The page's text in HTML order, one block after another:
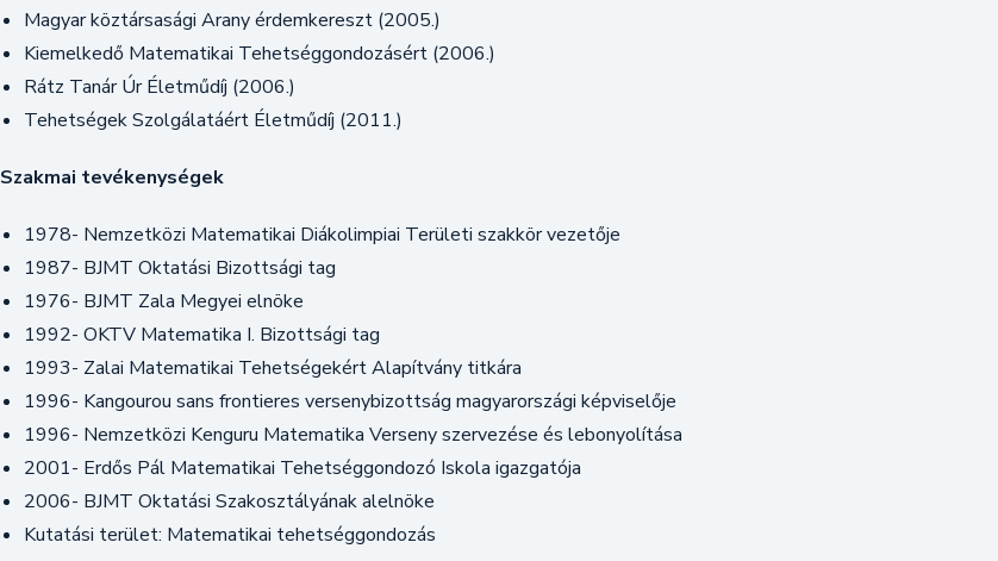
Magyar köztársasági Arany érdemkereszt (2005.)
Kiemelkedő Matematikai Tehetséggondozásért (2006.)
Rátz Tanár Úr Életműdíj (2006.)
Tehetségek Szolgálatáért Életműdíj (2011.)
Szakmai tevékenységek
1978- Nemzetközi Matematikai Diákolimpiai Területi szakkör vezetője
1987- BJMT Oktatási Bizottsági tag
1976- BJMT Zala Megyei elnöke
1992- OKTV Matematika I. Bizottsági tag
1993- Zalai Matematikai Tehetségekért Alapítvány titkára
1996- Kangourou sans frontieres versenybizottság magyarországi képviselője
1996- Nemzetközi Kenguru Matematika Verseny szervezése és lebonyolítása
2001- Erdős Pál Matematikai Tehetséggondozó Iskola igazgatója
2006- BJMT Oktatási Szakosztályának alelnöke
Kutatási terület: Matematikai tehetséggondozás